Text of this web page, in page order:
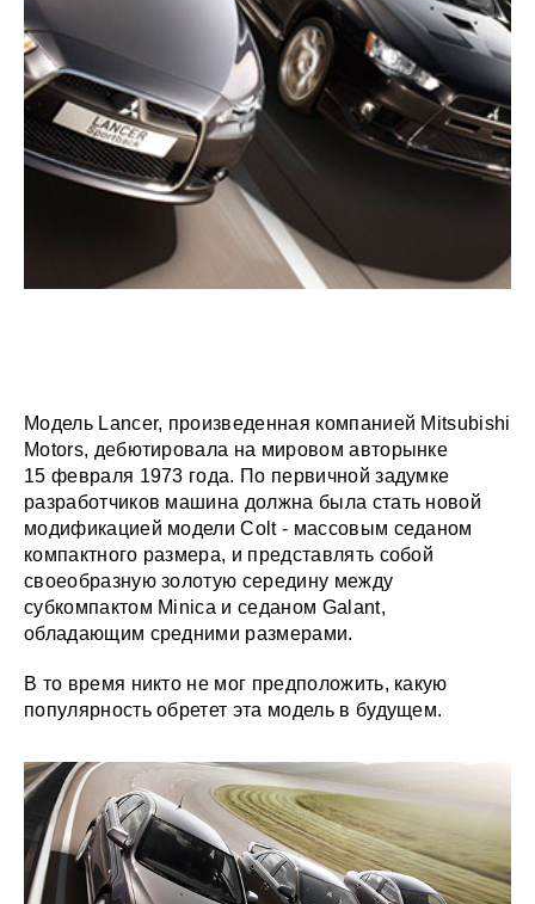
Модель Lancer, произведенная компанией Mitsubishi
Motors, дебютировала на мировом авторынке
15 февраля 1973 года. По первичной задумке
разработчиков машина должна была стать новой
модификацией модели Colt - массовым седаном
компактного размера, и представлять собой
своеобразную золотую середину между
субкомпактом Minica и седаном Galant,
обладающим средними размерами.
В то время никто не мог предположить, какую
популярность обретет эта модель в будущем.